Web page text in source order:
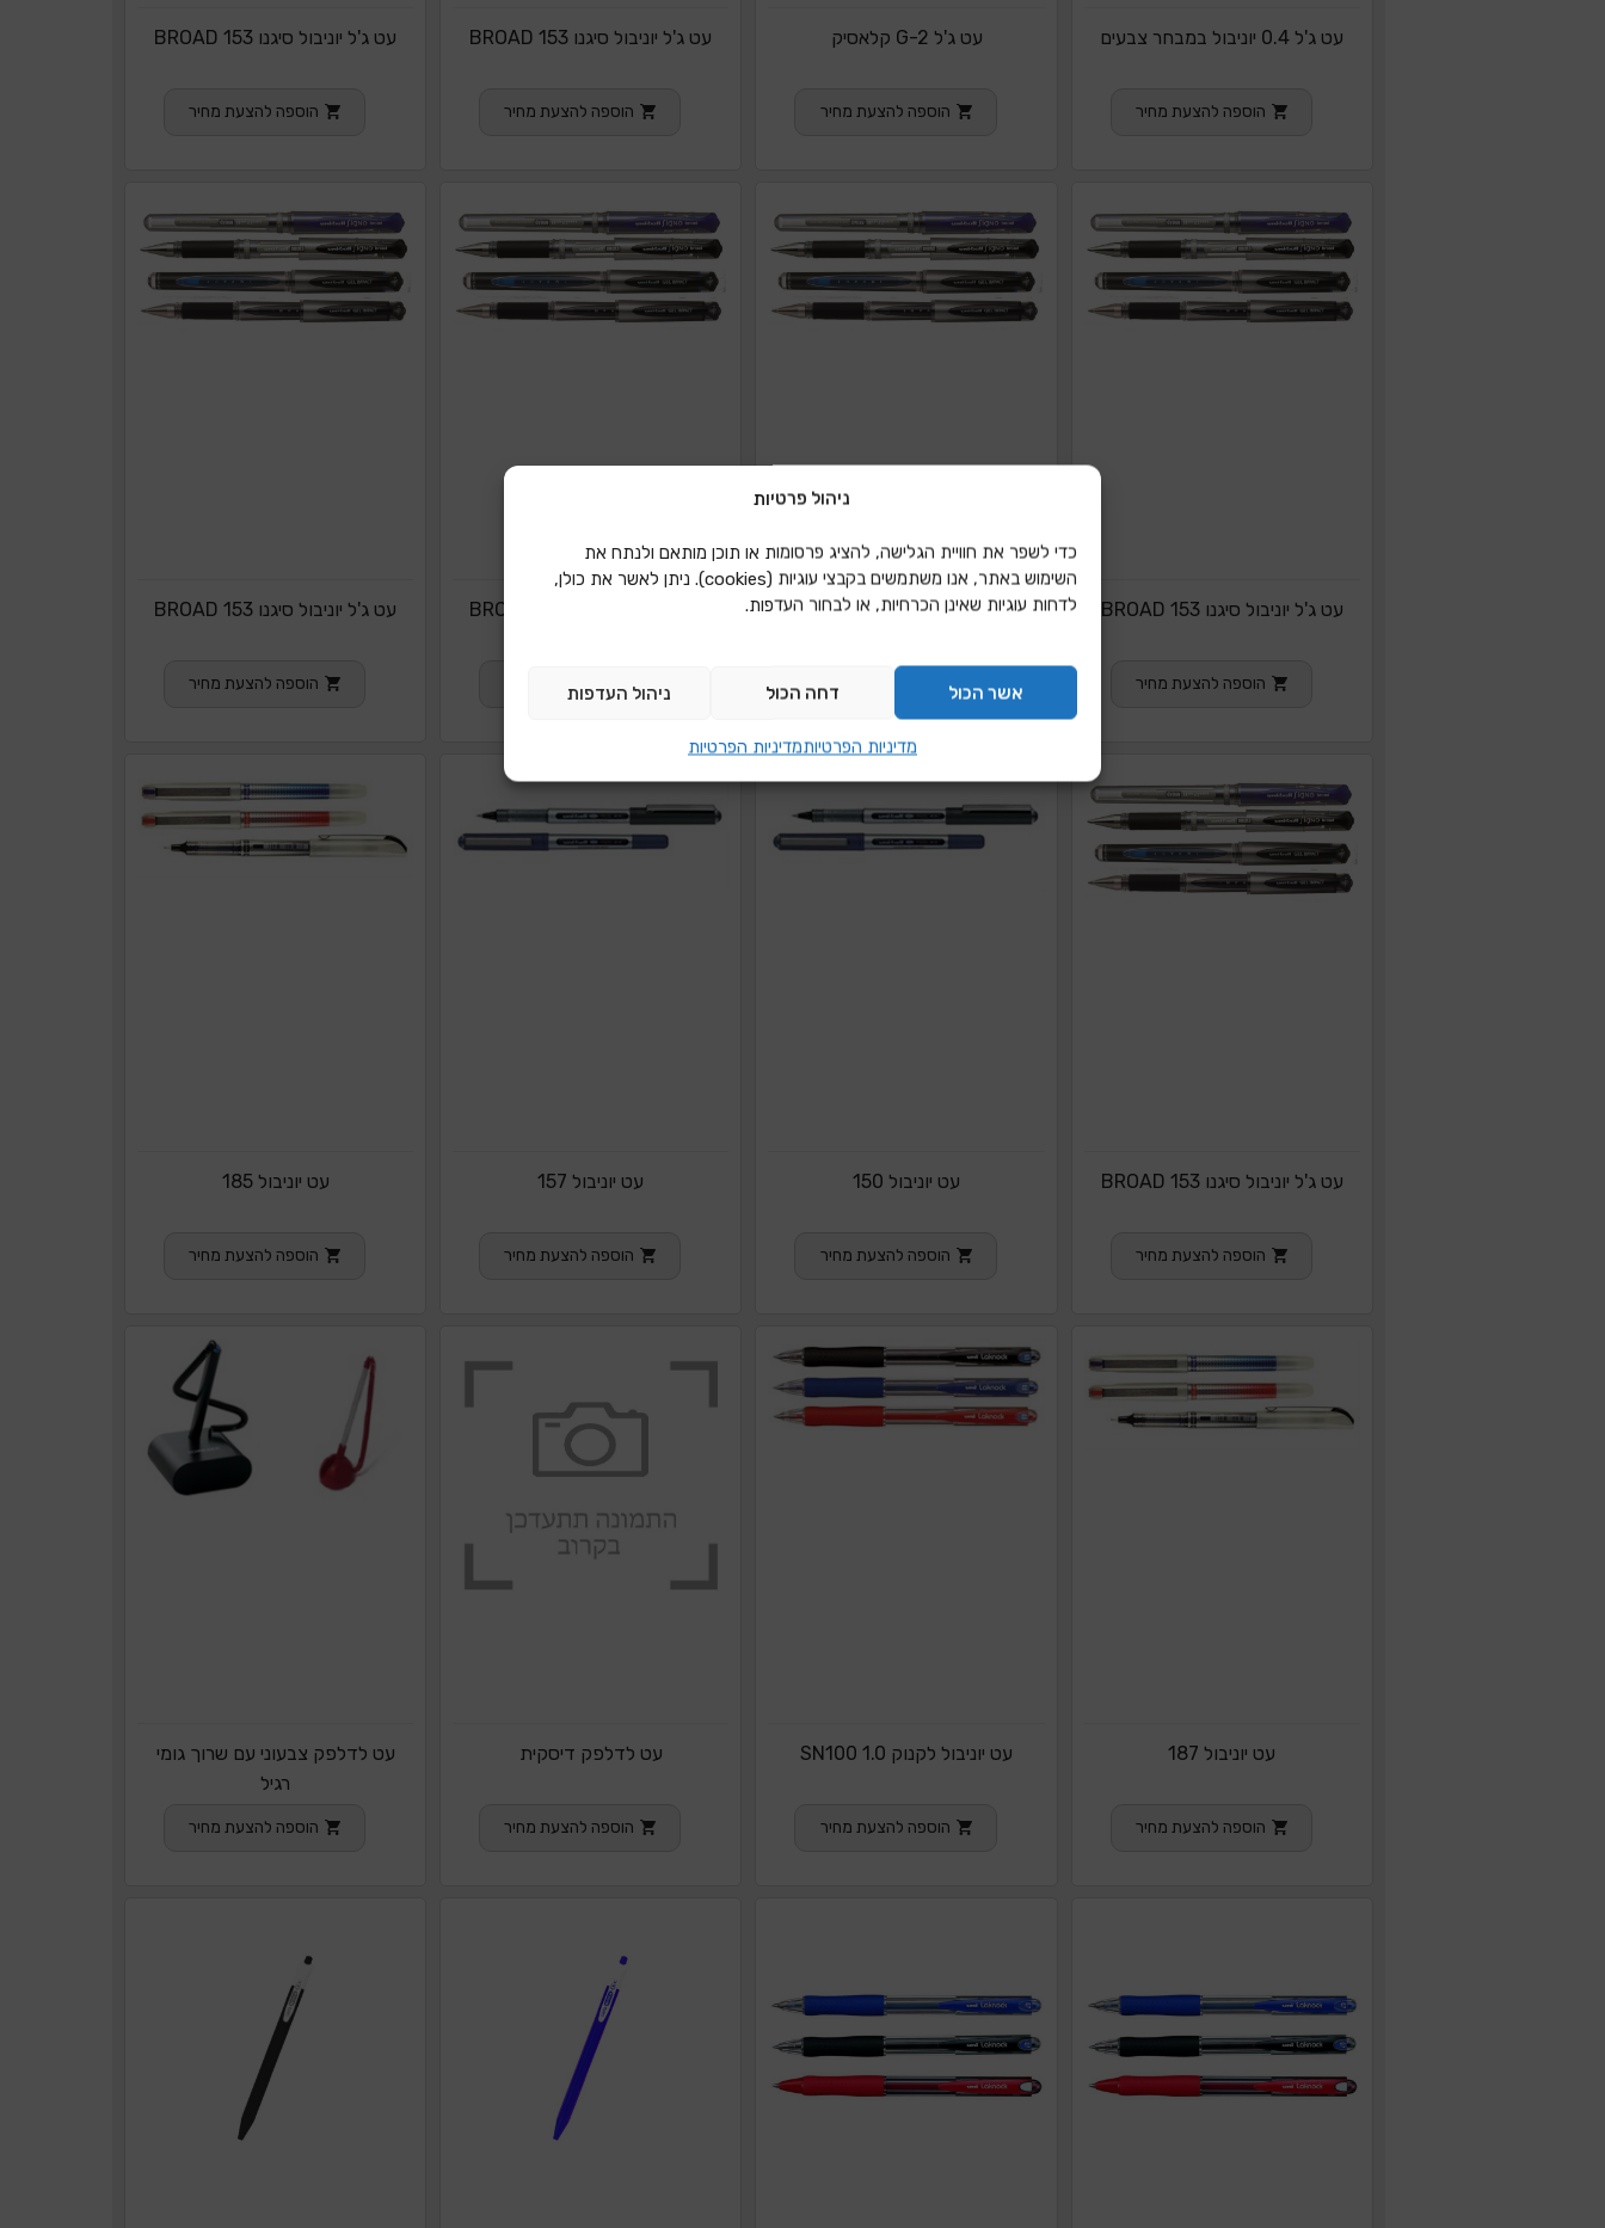
ניהול פרטיות
כדי לשפר את חוויית הגלישה, להציג פרסומות או תוכן מותאם ולנתח את
השימוש באתר, אנו משתמשים בקבצי עוגיות (cookies). ניתן לאשר את כולן,
לדחות עוגיות שאינן הכרחיות, או לבחור העדפות.
אשר הכול דחה הכול ניהול העדפות
מדיניות הפרטיותמדיניות הפרטיות
עט ג'ל 0.4 יוניבול במבחר צבעים
הוספה להצעת מחיר
עט ג'ל G-2 קלאסיק
הוספה להצעת מחיר
עט ג'ל יוניבול סיגנו BROAD 153
הוספה להצעת מחיר
עט ג'ל יוניבול סיגנו BROAD 153
הוספה להצעת מחיר
עט ג'ל יוניבול סיגנו BROAD 153
הוספה להצעת מחיר
עט ג'ל יוניבול סיגנו BROAD 153
הוספה להצעת מחיר הוספה להצעת מחיר
עט ג'ל יוניבול סיגנו BROAD 153
הוספה להצעת מחיר
עט ג'ל יוניבול סיגנו BROAD 153
הוספה להצעת מחיר
עט יוניבול 150
הוספה להצעת מחיר
עט יוניבול 157
הוספה להצעת מחיר
עט יוניבול 185
הוספה להצעת מחיר
עט יוניבול 187
הוספה להצעת מחיר
עט יוניבול לקנוק 1.0 SN100
הוספה להצעת מחיר
עט לדלפק דיסקית
הוספה להצעת מחיר
עט לדלפק צבעוני עם שרוך גומי
רגיל
הוספה להצעת מחיר